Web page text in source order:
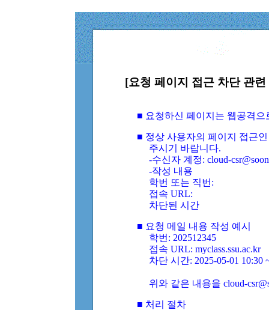
[요청 페이지 접근 차단 관
■ 요청하신 페이지는 웹공격
■ 정상 사용자의 페이지 접근
주시기 바랍니다.
-수신자 계정: cloud-
-작성 내용
학번 또는 직번:
접속 URL:
차단된 시간
■ 요청 메일 내용 작성 예시
학번: 202512345
접속 URL: myclass.ssu.ac.kr
차단 시간: 2025-05-01 10:30
위와 같은 내용을 cloud-
■ 처리 절차